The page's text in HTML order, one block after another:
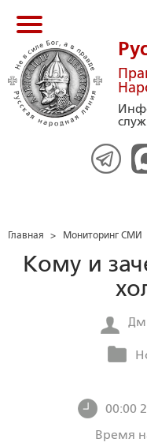
Главная > Мониторинг СМИ
Кому и
00:00
Время